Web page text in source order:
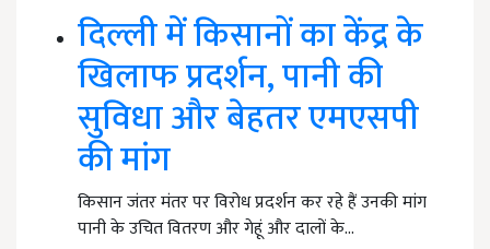
दिल्ली में किसानों का केंद्र के
खिलाफ प्रदर्शन, पानी की
सुविधा और बेहतर एमएसपी
की मांग
किसान जंतर मंतर पर विरोध प्रदर्शन कर रहे हैं उनकी मांग
पानी के उचित वितरण और गेहूं और दालों के…